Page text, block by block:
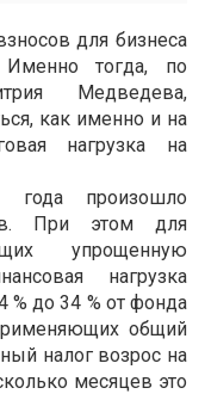
для бизнеса
тогда, по
Медведева,
как именно и на
нагрузка на
произошло
При этом для
упрощенную
нагрузка
% до 34 % от фонда
общий
налог возрос на
месяцев это